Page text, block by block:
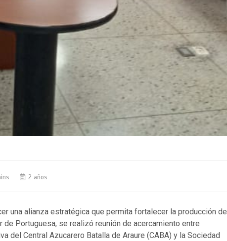
2 años
una alianza estratégica que permita fortalecer la producción de
de Portuguesa, se realizó reunión de acercamiento entre
del Central Azucarero Batalla de Araure (CABA) y la Sociedad